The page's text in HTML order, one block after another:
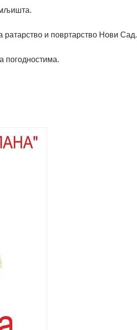
ратарство и повртарство Нови Сад.
погодностима.